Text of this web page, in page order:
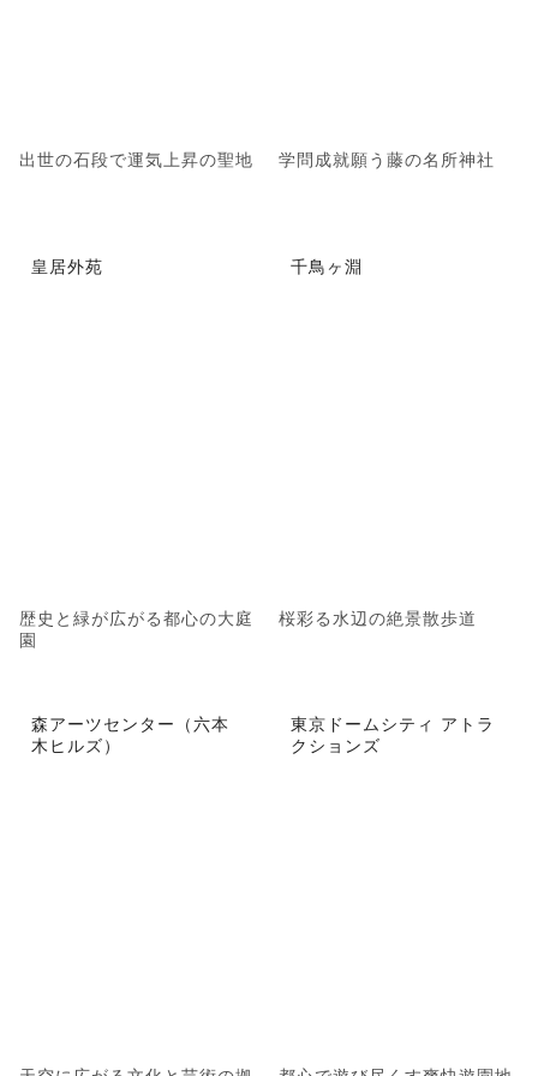
出世の石段で運気上昇の聖地 学問成就願う藤の名所神社
皇居外苑
歴史と緑が広がる都心の大庭
園
千鳥ヶ淵
桜彩る水辺の絶景散歩道
森アーツセンター（六本
木ヒルズ）
東京ドームシティ アトラ
クションズ